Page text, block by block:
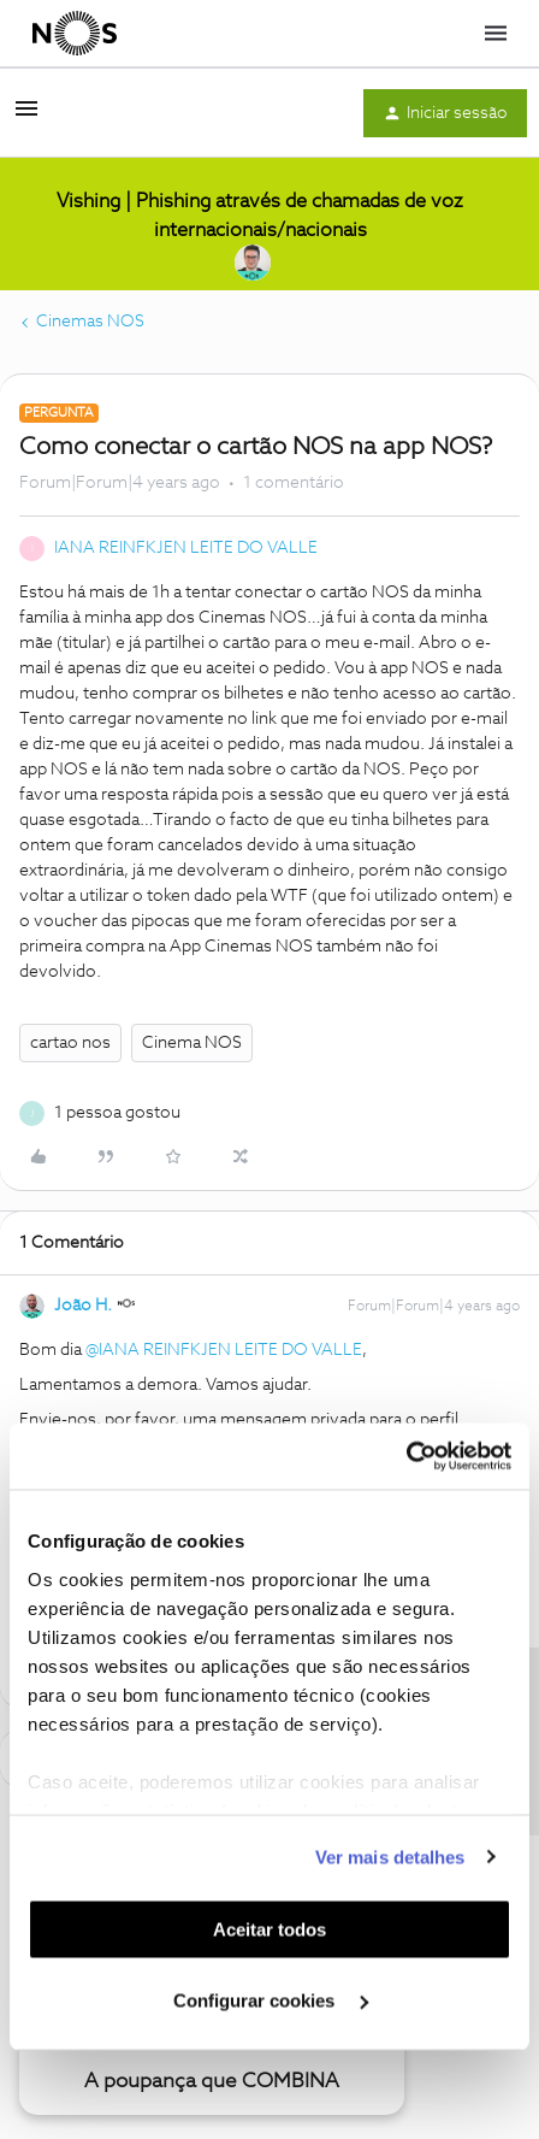
Configuração de cookies
Os cookies permitem-nos proporcionar lhe uma
experiência de navegação personalizada e segura.
Utilizamos cookies e/ou ferramentas similares nos
nossos websites ou aplicações que são necessários
para o seu bom funcionamento técnico (cookies
necessários para a prestação de serviço).
Caso aceite, poderemos utilizar cookies para analisar
funcionalidades (cookies de personalização e
funcionalidade) e adaptar anúncios aos seus interesses
(cookies de publicidade personalizada). Pode gerir a
utilização dos cookies clicando em "Configurar
Ver mais detalhes
Aceitar todos
Configurar cookies
Menu
Iniciar sessão
Vishing | Phishing através de chamadas de voz
internacionais/nacionais
Cinemas NOS
PERGUNTA
Como conectar o cartão NOS na app NOS?
Forum|Forum|4 years ago 1 comentário
IANA REINFKJEN LEITE DO VALLE
Estou há mais de 1h a tentar conectar o cartão NOS da minha
família à minha app dos Cinemas NOS…já fui à conta da minha
mãe (titular) e já partilhei o cartão para o meu e-mail. Abro o e-
mail é apenas diz que eu aceitei o pedido. Vou à app NOS e nada
mudou, tenho comprar os bilhetes e não tenho acesso ao cartão.
Tento carregar novamente no link que me foi enviado por e-mail
e diz-me que eu já aceitei o pedido, mas nada mudou. Já instalei a
app NOS e lá não tem nada sobre o cartão da NOS. Peço por
favor uma resposta rápida pois a sessão que eu quero ver já está
quase esgotada…Tirando o facto de que eu tinha bilhetes para
ontem que foram cancelados devido à uma situação
extraordinária, já me devolveram o dinheiro, porém não consigo
voltar a utilizar o token dado pela WTF (que foi utilizado ontem) e
o voucher das pipocas que me foram oferecidas por ser a
primeira compra na App Cinemas NOS também não foi
devolvido.
cartao nos Cinema NOS
1 pessoa gostou
1 Comentário
João H. Forum|Forum|4 years ago
Bom dia@IANA REINFKJEN LEITE DO VALLE,
Lamentamos a demora. Vamos ajudar.
Envie-nos, por favor, uma mensagem privada para o perfil
Ajude a comunidade a encontrar informação relevante. Marque
como "Melhor Resposta" e faça "Like" nos melhores comentários.
Siga os perfis da moderação, através da opção "Seguir", para estar
sempre a par das ultimas novidades.
A poupança que COMBINA